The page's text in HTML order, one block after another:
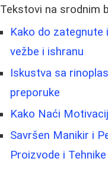
Tekstovi na srodnim
Kako do zategnute
vežbe i ishranu
Iskustva sa
preporuke
Kako Naći
Savršen Manikir i
Proizvode i Tehnike